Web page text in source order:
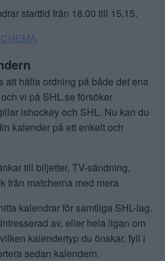
starttid från 18.00 till 15.15.
att hålla ordning på både det ena
vi på SHL.se försöker
ishockey och SHL. Nu kan du
kalender på ett enkelt och
till biljetter, TV-sändning,
från matcherna med mera.
kalendrar för samtliga SHL-lag.
av, eller hela ligan om
kalendertyp du önskar, fyll i
sedan kalendern.